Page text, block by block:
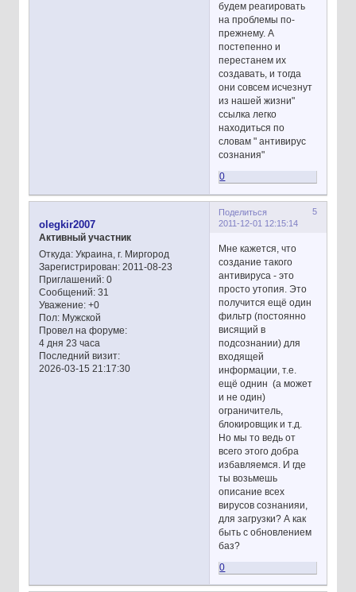
будем реагировать
на проблемы по-
прежнему. А
постепенно и
перестанем их
создавать, и тогда
они совсем исчезнут
из нашей жизни"
ссылка легко
находиться по
словам " антивирус
сознания"
0
Поделиться
5
2011-12-01 12:15:14
olegkir2007
Активный участник
Откуда:Украина, г. Миргород
Зарегистрирован: 2011-08-23
Приглашений:0
Сообщений:31
Уважение: +0
Пол:Мужской
Провел на форуме:
4 дня 23 часа
Последний визит:
2026-03-15 21:17:30
Мне кажется, что
создание такого
антивируса - это
просто утопия. Это
получится ещё один
фильтр (постоянно
висящий в
подсознании) для
входящей
информации, т.е.
ещё однин (а может
и не один)
ограничитель,
блокировщик и т.д.
Но мы то ведь от
всего этого добра
избавляемся. И где
ты возьмешь
описание всех
вирусов сознанияи,
для загрузки? А как
быть с обновлением
баз?
0